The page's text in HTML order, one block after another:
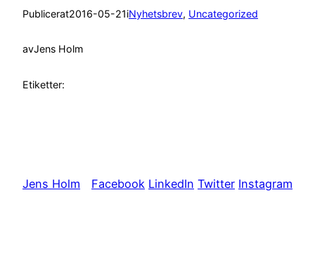
Publicerat2016-05-21iNyhetsbrev, Uncategorized
avJens Holm
Etiketter:
Jens Holm Facebook LinkedIn Twitter Instagram